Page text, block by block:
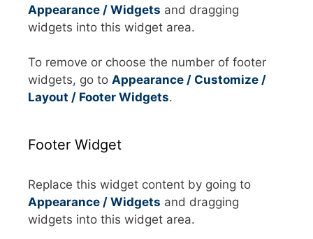
Appearance / Widgets and dragging
widgets into this widget area.
To remove or choose the number of footer
widgets, go to Appearance / Customize /
Layout / Footer Widgets.
Footer Widget
Replace this widget content by going to
Appearance / Widgets and dragging
widgets into this widget area.